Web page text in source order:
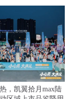
，凯翼拾月max陆